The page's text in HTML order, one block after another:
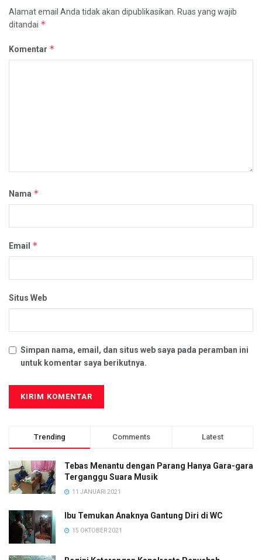
Alamat email Anda tidak akan dipublikasikan. Ruas yang wajib
ditandai *
Komentar *
Nama *
Email *
Situs Web
Simpan nama, email, dan situs web saya pada peramban ini
untuk komentar saya berikutnya.
Trending Comments Latest
Tebas Menantu dengan Parang Hanya Gara-gara
Terganggu Suara Musik
11 JANUARI 2021
Ibu Temukan Anaknya Gantung Diri di WC
15 OKTOBER 2021